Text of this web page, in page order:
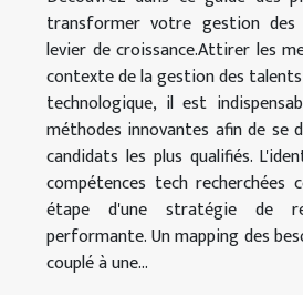
transformer votre gestion
levier de croissance.Attirer les
contexte de la gestion des
technologique, il est
méthodes innovantes afin de se
candidats les plus qualifiés.
compétences tech recherchées
étape d'une stratégie de
performante. Un mapping des
couplé à une...